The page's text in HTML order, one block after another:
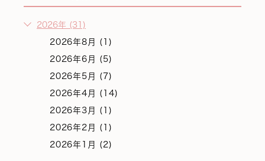
2026年 (31)
2026年8月 (1)
2026年6月 (5)
2026年5月 (7)
2026年4月 (14)
2026年3月 (1)
2026年2月 (1)
2026年1月 (2)